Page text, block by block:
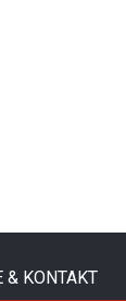
& KONTAKT